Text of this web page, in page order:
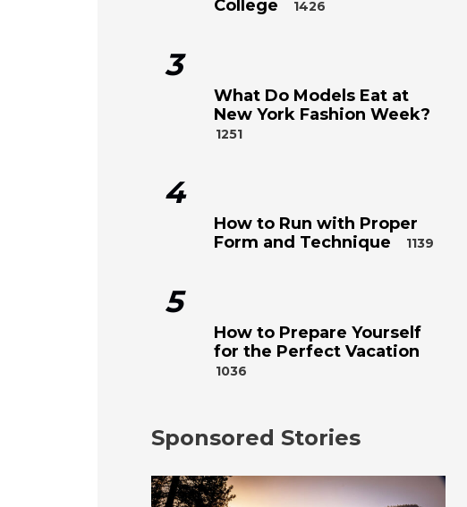
College
1426
3
What Do Models Eat at
New York Fashion Week?
1251
4
How to Run with Proper
Form and Technique
1139
5
How to Prepare Yourself
for the Perfect Vacation
1036
Sponsored Stories